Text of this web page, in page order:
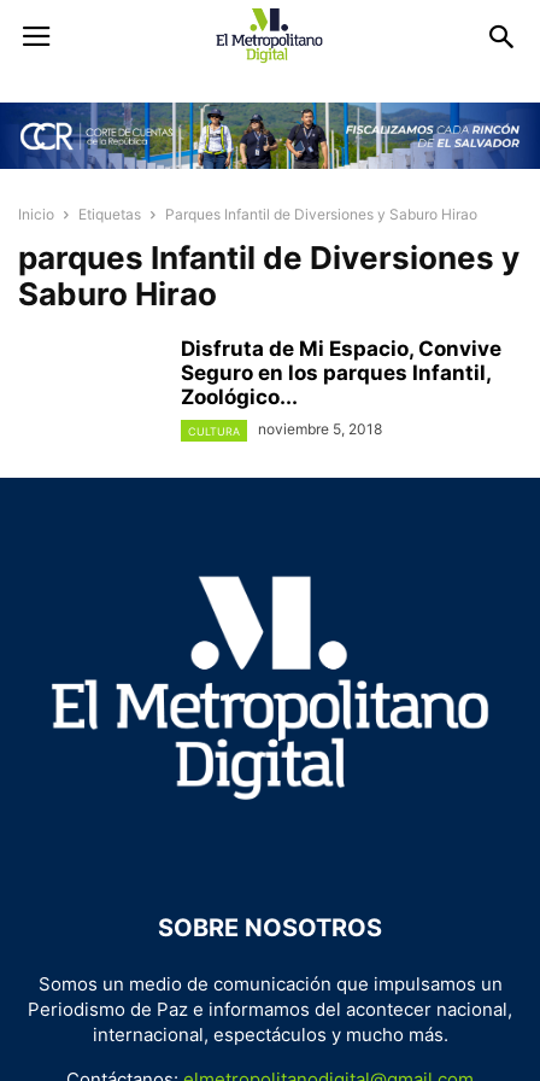
Inicio Etiquetas Parques Infantil de Diversiones y Saburo Hirao
parques Infantil de Diversiones y
Saburo Hirao
Disfruta de Mi Espacio, Convive
Seguro en los parques Infantil,
Zoológico...
CULTURA noviembre 5, 2018
SOBRE NOSOTROS
Somos un medio de comunicación que impulsamos un
Periodismo de Paz e informamos del acontecer nacional,
internacional, espectáculos y mucho más.